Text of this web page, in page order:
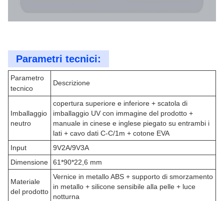
Parametri tecnici:
Parametro
tecnico
Descrizione
Imballaggio
neutro
copertura superiore e inferiore + scatola di
imballaggio UV con immagine del prodotto +
manuale in cinese e inglese piegato su entrambi i
lati + cavo dati C-C/1m + cotone EVA
Input
9V2A/9V3A
Dimensione
61*90*22,6 mm
Materiale
del prodotto
Vernice in metallo ABS + supporto di smorzamento
in metallo + silicone sensibile alla pelle + luce
notturna